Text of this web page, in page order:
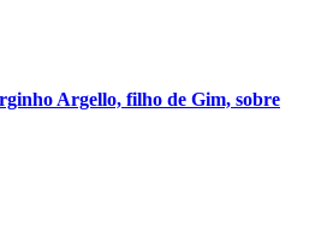
Argello, filho de Gim, sobre